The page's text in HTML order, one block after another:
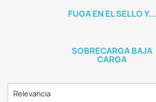
FUGA EN EL SELLO Y...
SOBRECARGA BAJA
CARGA
Relevancia